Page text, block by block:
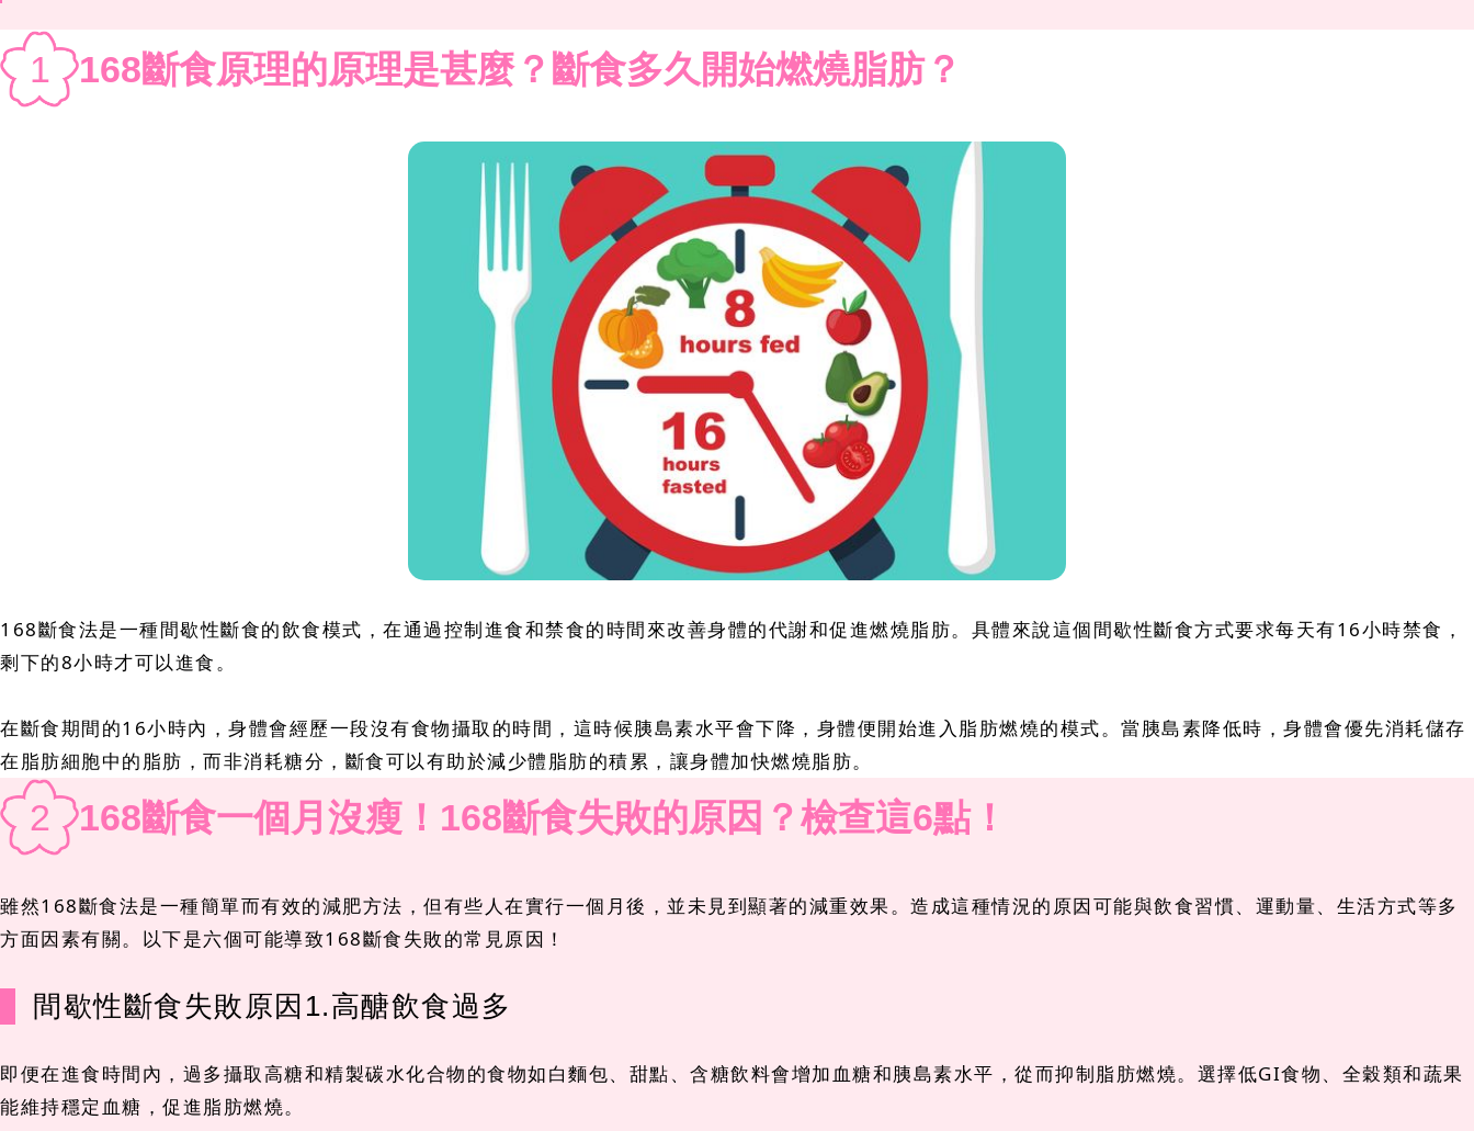
1 168斷食原理的原理是甚麼？斷食多久開始燃燒脂肪？
168斷食法是一種間歇性斷食的飲食模式，在通過控制進食和禁食的時間來改善身體的代謝和促進燃燒脂肪。具體來說這個間歇性斷食方式要求每天有16小時禁食，
剩下的8小時才可以進食。
在斷食期間的16小時內，身體會經歷一段沒有食物攝取的時間，這時候胰島素水平會下降，身體便開始進入脂肪燃燒的模式。當胰島素降低時，身體會優先消耗儲存
在脂肪細胞中的脂肪，而非消耗糖分，斷食可以有助於減少體脂肪的積累，讓身體加快燃燒脂肪。
2 168斷食一個月沒瘦！168斷食失敗的原因？檢查這6點！
雖然168斷食法是一種簡單而有效的減肥方法，但有些人在實行一個月後，並未見到顯著的減重效果。造成這種情況的原因可能與飲食習慣、運動量、生活方式等多
方面因素有關。以下是六個可能導致168斷食失敗的常見原因！
間歇性斷食失敗原因1.高醣飲食過多
即便在進食時間內，過多攝取高糖和精製碳水化合物的食物如白麵包、甜點、含糖飲料會增加血糖和胰島素水平，從而抑制脂肪燃燒。選擇低GI食物、全穀類和蔬果
能維持穩定血糖，促進脂肪燃燒。